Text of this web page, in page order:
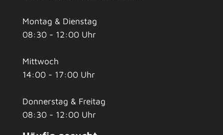
Montag & Dienstag
08:30 - 12:00 Uhr
Mittwoch
14:00 - 17:00 Uhr
Donnerstag & Freitag
08:30 - 12:00 Uhr